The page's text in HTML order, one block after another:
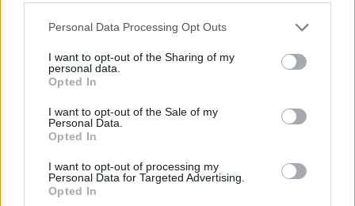
Personal Data Processing Opt Outs
I want to opt-out of the Sharing of my
personal data.
Opted In
I want to opt-out of the Sale of my
Personal Data.
Opted In
I want to opt-out of processing my
Personal Data for Targeted Advertising.
Opted In
term=Krzystanek%20M%5BAuthor%5D&cauthor=true&ca
uthor_uid=29952270
Treści dodane przez autora (13):
Alkoholizm – definicja, objawy, leczenie
Bezsenność – czym jest, przyczyny, leczenie
Czym jest alkoholizm?
Leki stosowane w zaburzeniach psychicznych
Narkolepsja – co to jest, przyczyny, objawy